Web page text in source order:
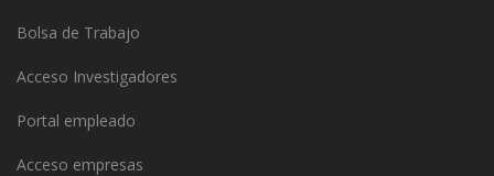
Bolsa de Trabajo
Acceso Investigadores
Portal empleado
Acceso empresas